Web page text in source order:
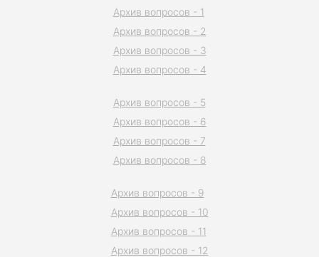
Архив вопросов - 1
Архив вопросов - 2
Архив вопросов - 3
Архив вопросов - 4
Архив вопросов - 5
Архив вопросов - 6
Архив вопросов - 7
Архив вопросов - 8
Архив вопросов - 9
Архив вопросов - 10
Архив вопросов - 11
Архив вопросов - 12